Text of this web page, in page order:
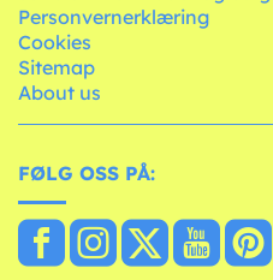
Personvernerklæring
Cookies
Sitemap
About us
FØLG OSS PÅ: